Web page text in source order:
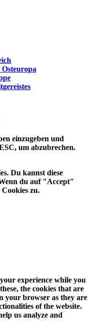
einzugeben und
um abzubrechen.
Du kannst diese
du auf "Accept"
zu.
experience while you
the cookies that are
your browser as they are
of the website.
us analyze and